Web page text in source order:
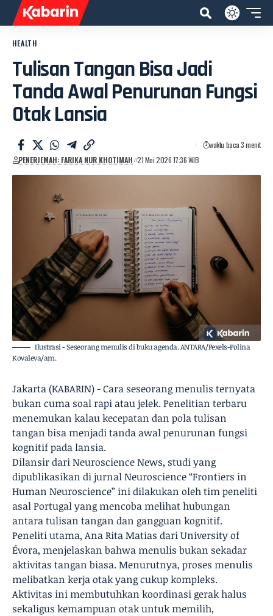
HEALTH
Tulisan Tangan Bisa Jadi
Tanda Awal Penurunan Fungsi
Otak Lansia
PENERJEMAH: FARIKA NUR KHOTIMAH 21 Mei 2026 17:36 WIB
waktu baca 3 menit
Ilustrasi - Seseorang menulis di buku agenda. ANTARA/Pexels-Polina
Kovaleva/am.
Jakarta (KABARIN) - Cara seseorang menulis ternyata
bukan cuma soal rapi atau jelek. Penelitian terbaru
menemukan kalau kecepatan dan pola tulisan
tangan bisa menjadi tanda awal penurunan fungsi
kognitif pada lansia.
Dilansir dari Neuroscience News, studi yang
dipublikasikan di jurnal Neuroscience “Frontiers in
Human Neuroscience” ini dilakukan oleh tim peneliti
asal Portugal yang mencoba melihat hubungan
antara tulisan tangan dan gangguan kognitif.
Peneliti utama, Ana Rita Matias dari University of
Évora, menjelaskan bahwa menulis bukan sekadar
aktivitas tangan biasa. Menurutnya, proses menulis
melibatkan kerja otak yang cukup kompleks.
Aktivitas ini membutuhkan koordinasi gerak halus
sekaligus kemampuan otak untuk memilih,